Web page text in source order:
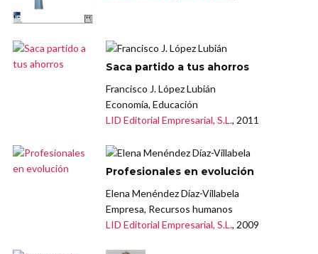
Saca partido a tus ahorros
Francisco J. López Lubián
Economía, Educación
LID Editorial Empresarial, S.L., 2011
Profesionales en evolución
Elena Menéndez Díaz-Villabela
Empresa, Recursos humanos
LID Editorial Empresarial, S.L., 2009